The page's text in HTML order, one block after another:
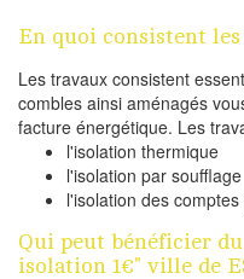
En quoi consistent
Les travaux consistent
combles ainsi aménagés
facture énergétique. Les
l'isolation thermique
l'isolation par soufflage
l'isolation des
Qui peut bénéficier
isolation 1€" ville de